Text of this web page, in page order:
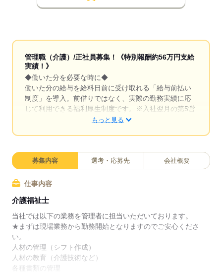
管理職（介護）/正社員募集！《特別報酬約56万円支給
実績！》
◆働いた分を必要な時に◆
働いた分の給与を給料日前に受け取れる「給与前払い
制度」を導入。前借りではなく、実際の勤務実績に応
じて利用できる福利厚生制度です。※入社翌月の第5営
施設運営への貢献やチームワーク、売上への寄与など
多角的に日々の努力を評価し、賞与とは別に特別報酬
を支給します。「目に見える評価」でやりがいを感じ
ながら、仕事へのモチベーションを高められる制度で
性を広げてみませんか。
◆温かい雰囲気の職場◆
大切にしている職場です。困った時は自然と助け合
い、喜びはみんなで共有。人を思いやる文化が根付い
ており、「この仲間と働けて良かった」と思える環境
もっと見る
募集内容 選考・応募先 会社概要
仕事内容
介護福祉士
当社では以下の業務を管理者に担当いただいております。
★まずは現場業務から勤務開始となりますのでご安心くださ
い。
人材の管理（シフト作成）
人材の教育（介護技術など）
各種書類の管理